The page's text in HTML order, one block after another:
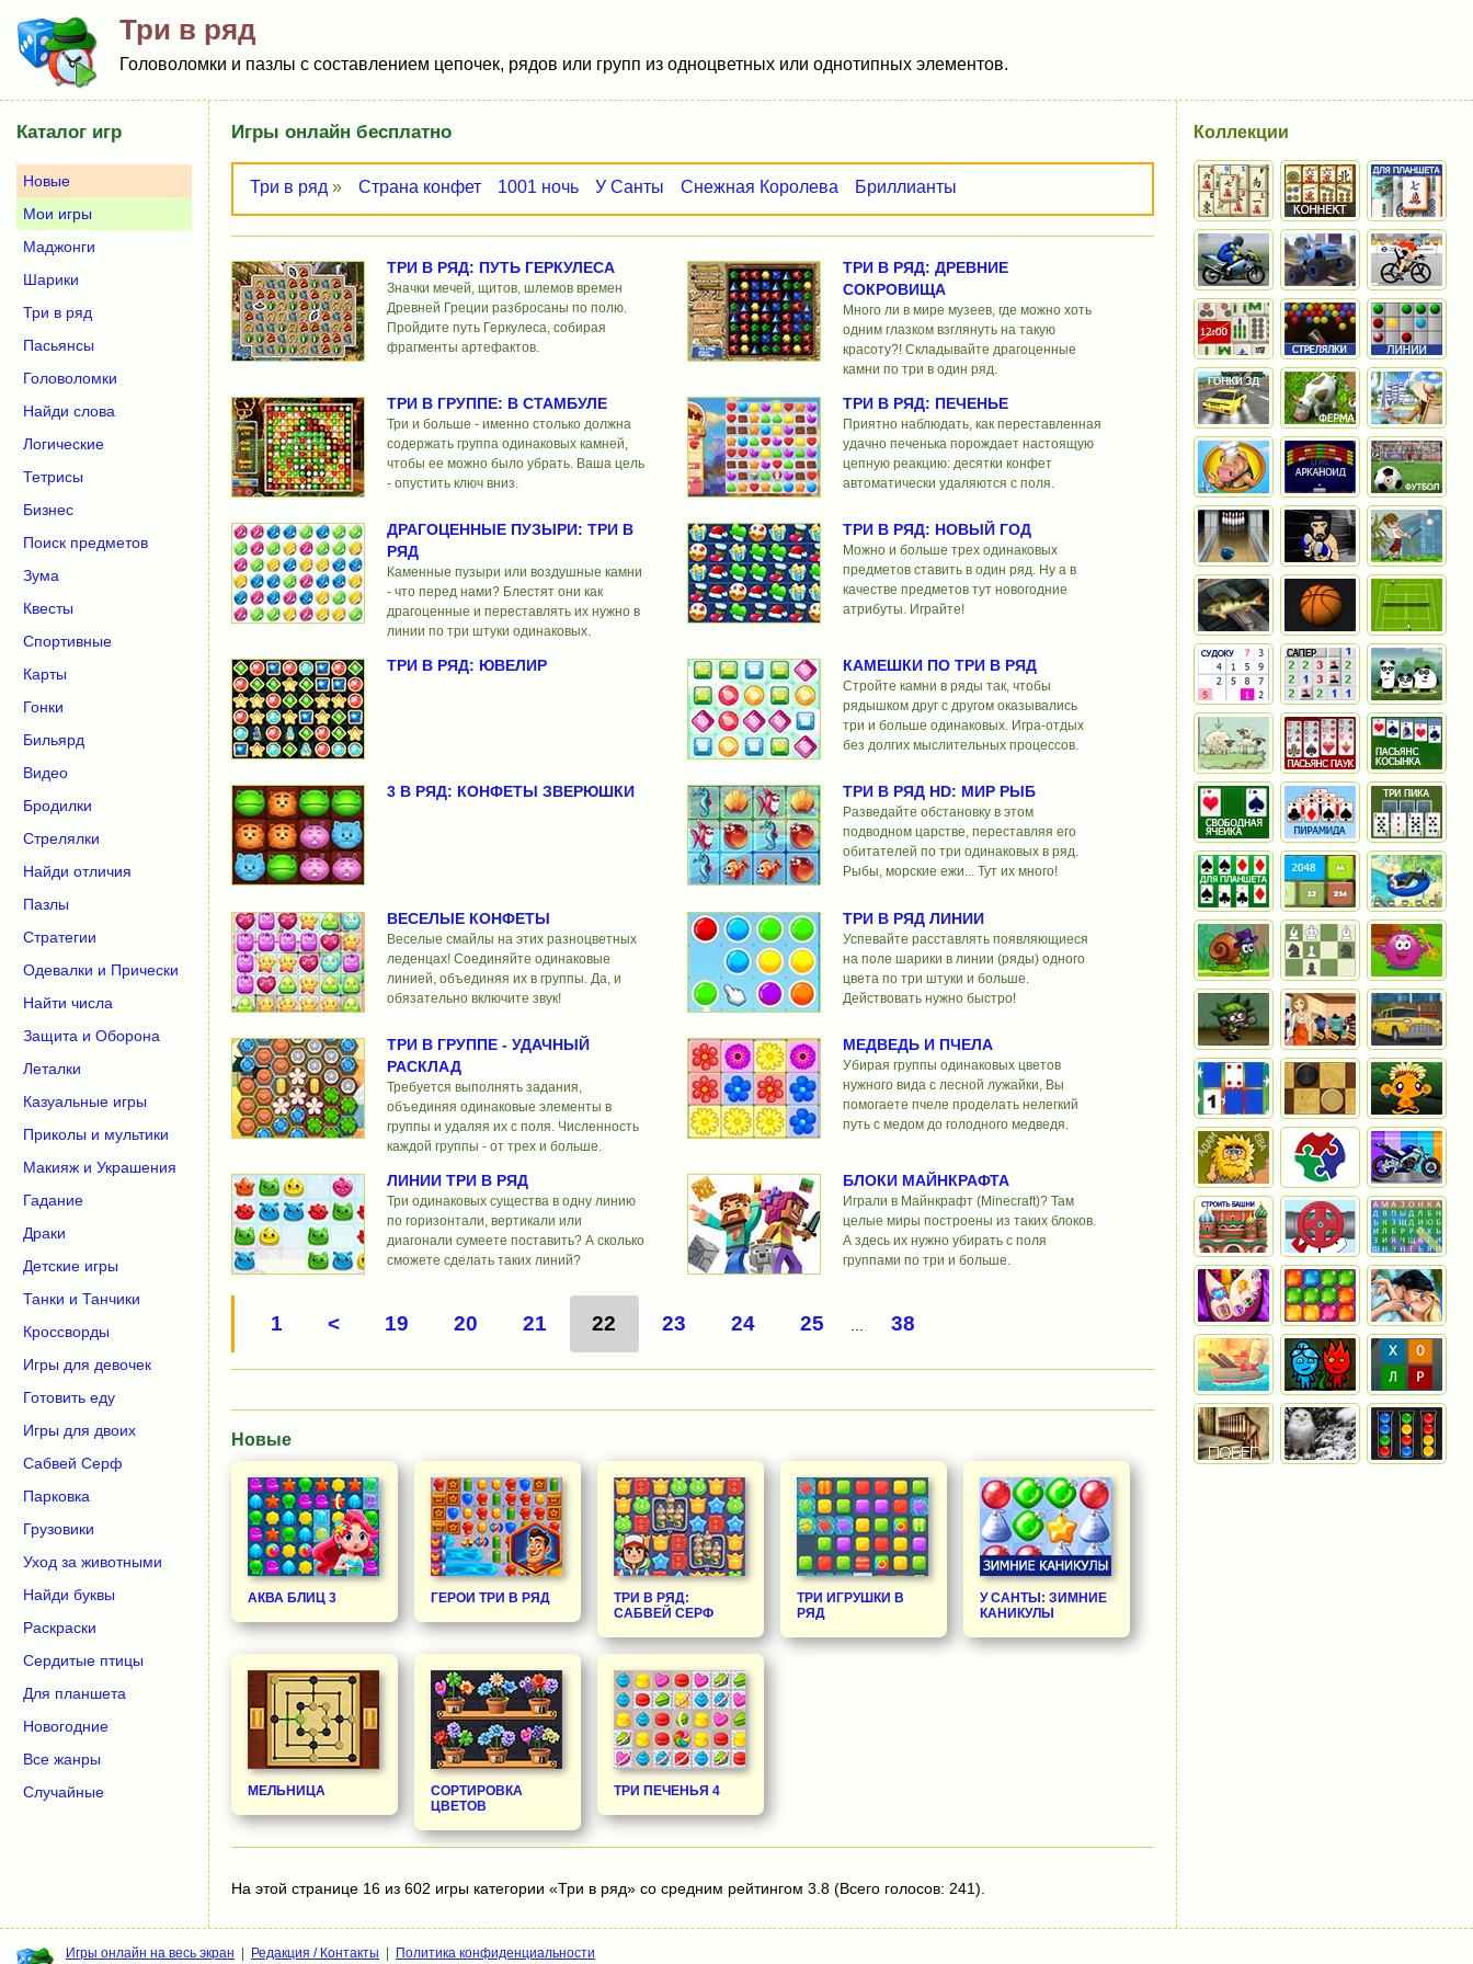
Три в ряд
Головоломки и пазлы с составлением цепочек, рядов или групп из одноцветных или однотипных элементов.
Игры онлайн бесплатно
Три в ряд » Страна конфет 1001 ночь У Санты Снежная Королева Бриллианты
ТРИ В РЯД: ПУТЬ ГЕРКУЛЕСА
Значки мечей, щитов, шлемов времен
Древней Греции разбросаны по полю.
Пройдите путь Геркулеса, собирая
фрагменты артефактов.
ТРИ В РЯД: ДРЕВНИЕ
СОКРОВИЩА
Много ли в мире музеев, где можно хоть
одним глазком взглянуть на такую
красоту?! Складывайте драгоценные
камни по три в один ряд.
ТРИ В ГРУППЕ: В СТАМБУЛЕ
Три и больше - именно столько должна
содержать группа одинаковых камней,
чтобы ее можно было убрать. Ваша цель
- опустить ключ вниз.
ТРИ В РЯД: ПЕЧЕНЬЕ
Приятно наблюдать, как переставленная
удачно печенька порождает настоящую
цепную реакцию: десятки конфет
автоматически удаляются с поля.
ДРАГОЦЕННЫЕ ПУЗЫРИ: ТРИ В
РЯД
Каменные пузыри или воздушные камни
- что перед нами? Блестят они как
драгоценные и переставлять их нужно в
линии по три штуки одинаковых.
ТРИ В РЯД: НОВЫЙ ГОД
Можно и больше трех одинаковых
предметов ставить в один ряд. Ну а в
качестве предметов тут новогодние
атрибуты. Играйте!
ТРИ В РЯД: ЮВЕЛИР КАМЕШКИ ПО ТРИ В РЯД
Стройте камни в ряды так, чтобы
рядышком друг с другом оказывались
три и больше одинаковых. Игра-отдых
без долгих мыслительных процессов.
3 В РЯД: КОНФЕТЫ ЗВЕРЮШКИ ТРИ В РЯД HD: МИР РЫБ
Разведайте обстановку в этом
подводном царстве, переставляя его
обитателей по три одинаковых в ряд.
Рыбы, морские ежи... Тут их много!
ВЕСЕЛЫЕ КОНФЕТЫ
Веселые смайлы на этих разноцветных
леденцах! Соединяйте одинаковые
линией, объединяя их в группы. Да, и
обязательно включите звук!
ТРИ В РЯД ЛИНИИ
Успевайте расставлять появляющиеся
на поле шарики в линии (ряды) одного
цвета по три штуки и больше.
Действовать нужно быстро!
ТРИ В ГРУППЕ - УДАЧНЫЙ
РАСКЛАД
Требуется выполнять задания,
объединяя одинаковые элементы в
группы и удаляя их с поля. Численность
каждой группы - от трех и больше.
МЕДВЕДЬ И ПЧЕЛА
Убирая группы одинаковых цветов
нужного вида с лесной лужайки, Вы
помогаете пчеле проделать нелегкий
путь с медом до голодного медведя.
ЛИНИИ ТРИ В РЯД
Три одинаковых существа в одну линию
по горизонтали, вертикали или
диагонали сумеете поставить? А сколько
сможете сделать таких линий?
БЛОКИ МАЙНКРАФТА
Играли в Майнкрафт (Minecraft)? Там
целые миры построены из таких блоков.
А здесь их нужно убирать с поля
группами по три и больше.
1 < 19 20 21 22 23 24 25 38
Новые
АКВА БЛИЦ 3 ГЕРОИ ТРИ В РЯД
ТРИ В РЯД:
САБВЕЙ СЕРФ
ТРИ ИГРУШКИ В
РЯД
У САНТЫ: ЗИМНИЕ
КАНИКУЛЫ
МЕЛЬНИЦА
СОРТИРОВКА
ЦВЕТОВ
ТРИ ПЕЧЕНЬЯ 4
На этой странице 16 из 602 игры категории «Три в ряд» со средним рейтингом 3.8 (Всего голосов: 241).
Каталог игр
Новые
Мои игры
Маджонги
Шарики
Три в ряд
Пасьянсы
Головоломки
Найди слова
Логические
Тетрисы
Бизнес
Поиск предметов
Зума
Квесты
Спортивные
Карты
Гонки
Бильярд
Видео
Бродилки
Стрелялки
Найди отличия
Пазлы
Стратегии
Одевалки и Прически
Найти числа
Защита и Оборона
Леталки
Казуальные игры
Приколы и мультики
Макияж и Украшения
Гадание
Драки
Детские игры
Танки и Танчики
Кроссворды
Игры для девочек
Готовить еду
Игры для двоих
Сабвей Серф
Парковка
Грузовики
Уход за животными
Найди буквы
Раскраски
Сердитые птицы
Для планшета
Новогодние
Все жанры
Случайные
Коллекции
Игры онлайн на весь экран Редакция / Контакты Политика конфиденциальности